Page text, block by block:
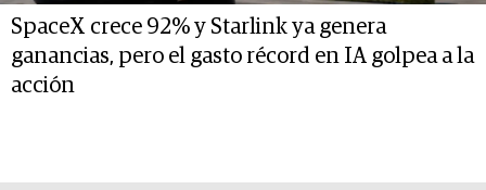
SpaceX crece 92% y Starlink ya genera
ganancias, pero el gasto récord en IA golpea a la
acción